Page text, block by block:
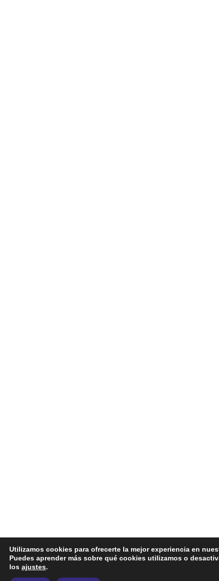
Utilizamos cookies para ofrecerte la mejor experiencia en
Puedes aprender más sobre qué cookies utilizamos o
los ajustes.